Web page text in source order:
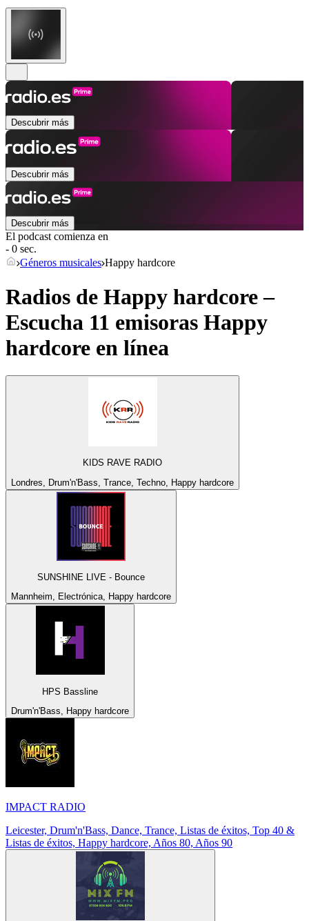
Descubrir más
Descubrir más
Descubrir más
El podcast comienza en
- 0 sec.
Géneros musicales Happy hardcore
Radios de Happy hardcore –
Escucha 11 emisoras Happy
hardcore en línea
KIDS RAVE RADIO
Londres, Drum'n'Bass, Trance, Techno, Happy hardcore
SUNSHINE LIVE - Bounce
Mannheim, Electrónica, Happy hardcore
HPS Bassline
Drum'n'Bass, Happy hardcore
IMPACT RADIO
Leicester, Drum'n'Bass, Dance, Trance, Listas de éxitos, Top 40 &
Listas de éxitos, Happy hardcore, Años 80, Años 90